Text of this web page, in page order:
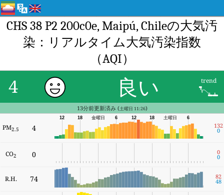
CHS 38 P2 200c0e, Maipú, Chileの大気汚
染：リアルタイム大気汚染指数
（AQI）
4 良い trend
13分前更新済み (土曜日 11:26)
PM2.5 4
6
土曜日
18
12
6
金曜日
18
12
132
0
CO2 0 0
0
R.H. 74 82
48